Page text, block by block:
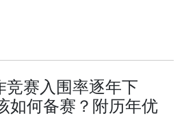
赛入围率逐年下
如何备赛？附历年优